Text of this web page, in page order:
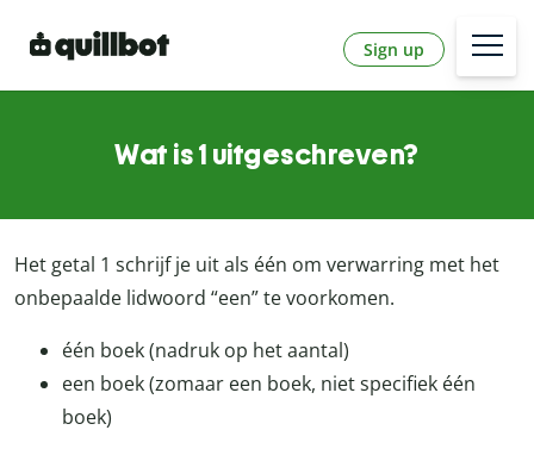
Sign up
Wat is 1 uitgeschreven?
Het getal 1 schrijf je uit als één om verwarring met het
onbepaalde lidwoord “een” te voorkomen.
één boek (nadruk op het aantal)
een boek (zomaar een boek, niet specifiek één
boek)